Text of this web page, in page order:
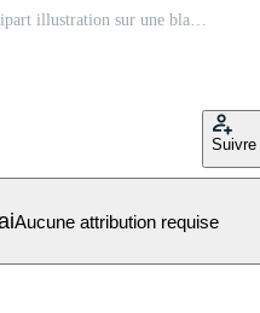
dessin animé alligator crocodile clipart illustration sur une blanc Contexte Vecteur Pro
Suivre
Aucune attribution requise